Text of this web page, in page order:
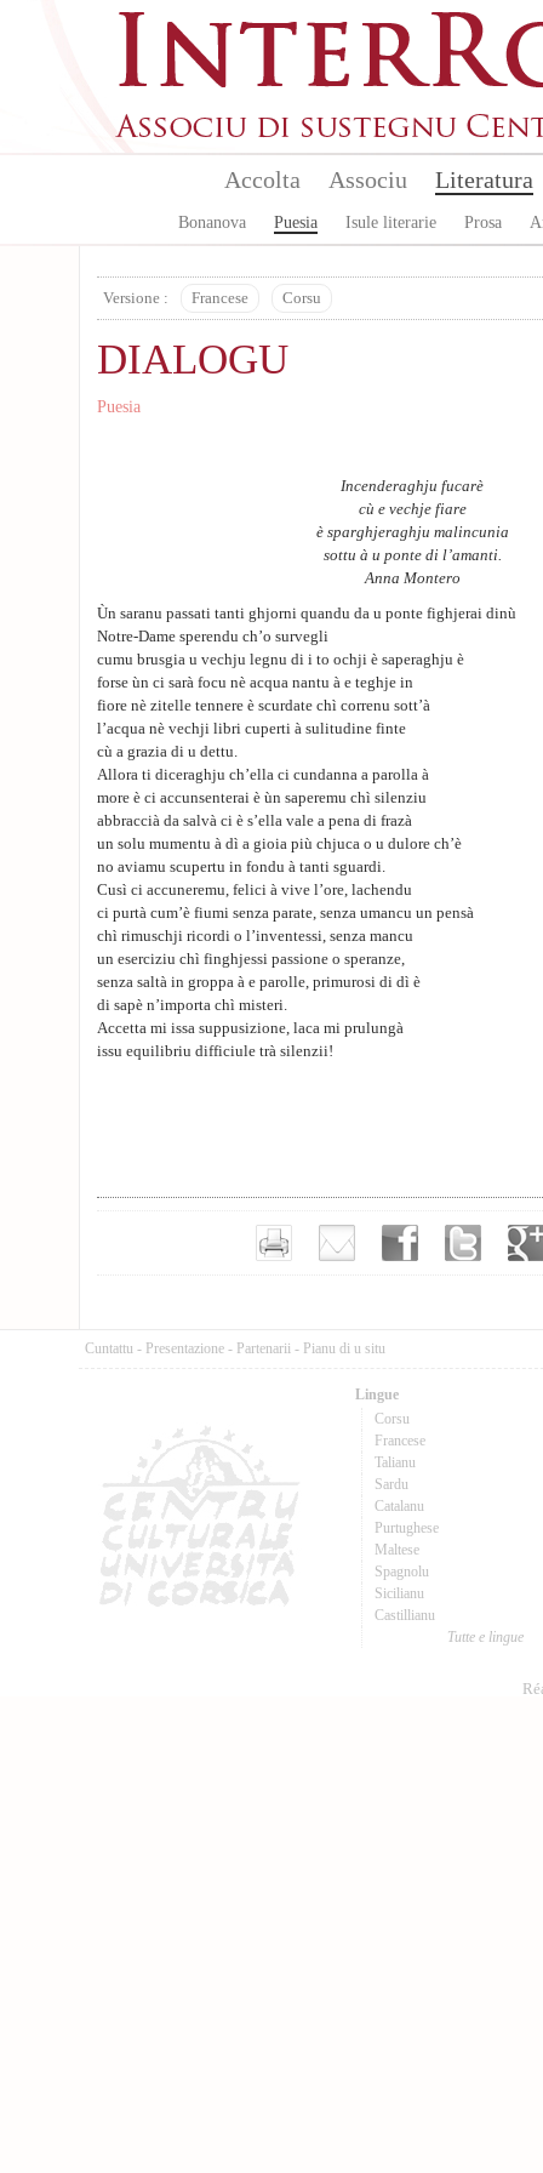
Accolta Associu Literatura
Bonanova Puesia Isule literarie Prosa
Versione : Francese Corsu
DIALOGU
Puesia
Incenderaghju fucarè
cù e vechje fiare
è sparghjeraghju malincunia
sottu à u ponte di l’amanti.
Anna Montero
Ùn saranu passati tanti ghjorni quandu da u ponte fighjerai dinù
Notre-Dame sperendu ch’o survegli
cumu brusgia u vechju legnu di i to ochji è saperaghju è
forse ùn ci sarà focu nè acqua nantu à e teghje in
fiore nè zitelle tennere è scurdate chì correnu sott’à
l’acqua nè vechji libri cuperti à sulitudine finte
cù a grazia di u dettu.
Allora ti diceraghju ch’ella ci cundanna a parolla à
more è ci accunsenterai è ùn saperemu chì silenziu
abbraccià da salvà ci è s’ella vale a pena di frazà
un solu mumentu à dì a gioia più chjuca o u dulore ch’è
no aviamu scupertu in fondu à tanti sguardi.
Cusì ci accuneremu, felici à vive l’ore, lachendu
ci purtà cum’è fiumi senza parate, senza umancu un pensà
chì rimuschji ricordi o l’inventessi, senza mancu
un eserciziu chì finghjessi passione o speranze,
senza saltà in groppa à e parolle, primurosi di dì è
di sapè n’importa chì misteri.
Accetta mi issa suppusizione, laca mi prulungà
issu equilibriu difficiule trà silenzii!
Cuntattu - Presentazione - Partenarii - Pianu di u situ
Lingue
Corsu
Francese
Talianu
Sardu
Catalanu
Purtughese
Maltese
Spagnolu
Sicilianu
Castillianu
Tutte e lingue